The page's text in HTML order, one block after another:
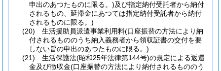
申出のあつたものに限る。)及び指定納付受託者から納付
されるもの、延滞金にあつては指定納付受託者から納付
されるものに限る。)
(20)
生活援助員派遣事業利用料(口座振替の方法により納
付されるもののうち納入義務者から領収証書の交付を要
しない旨の申出のあつたものに限る。)
(21)
生活保護法(昭和25年法律第144号)の規定による返還
金及び徴収金(口座振替の方法により納付されるもののう